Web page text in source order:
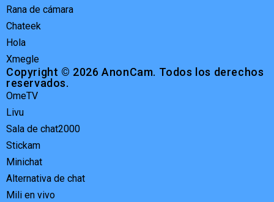
Rana de cámara
Chateek
Hola
Xmegle
Copyright © 2026 AnonCam. Todos los derechos
reservados.
OmeTV
Livu
Sala de chat2000
Stickam
Minichat
Alternativa de chat
Mili en vivo